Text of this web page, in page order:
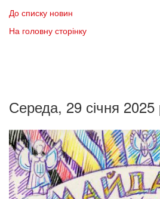
До списку новин
На головну сторінку
Середа, 29 січня 2025